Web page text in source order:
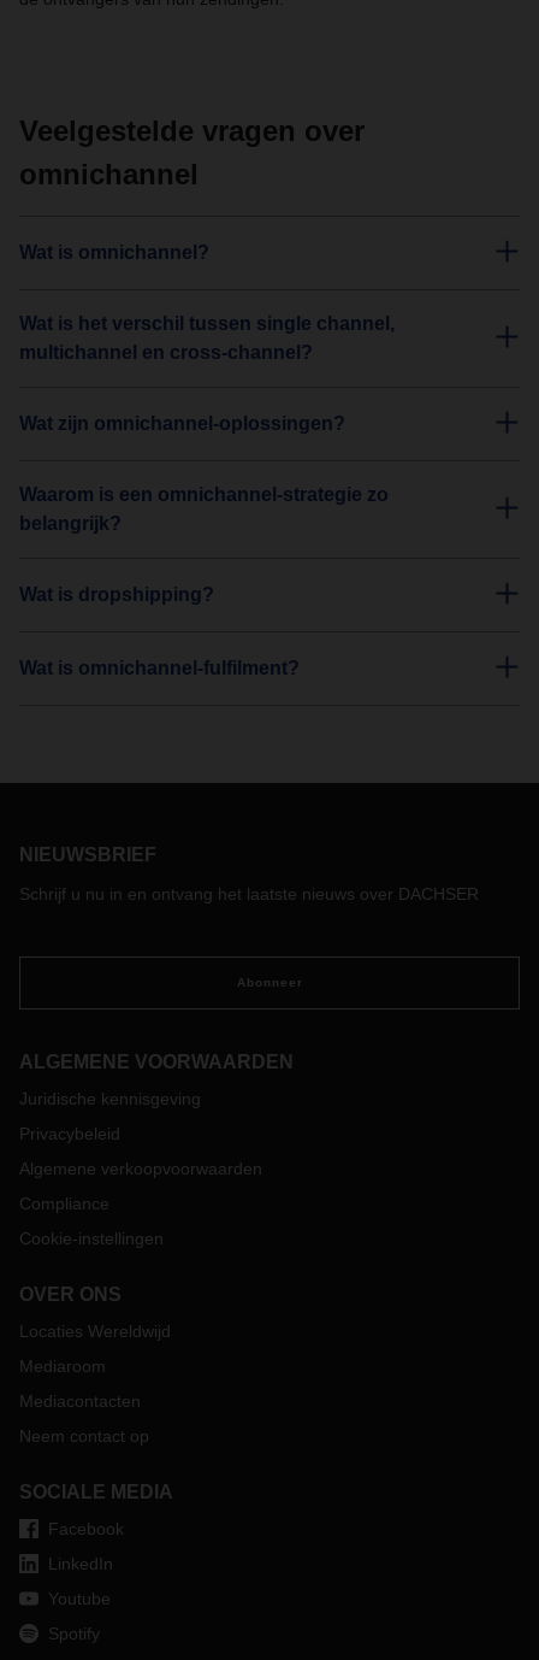
Veelgestelde vragen over
omnichannel
Wat is omnichannel?
Wat is het verschil tussen single channel,
multichannel en cross-channel?
Wat zijn omnichannel-oplossingen?
Waarom is een omnichannel-strategie zo
belangrijk?
Wat is dropshipping?
Wat is omnichannel-fulfilment?
NIEUWSBRIEF
Schrijf u nu in en ontvang het laatste nieuws over DACHSER
Abonneer
ALGEMENE VOORWAARDEN
Juridische kennisgeving
Privacybeleid
Algemene verkoopvoorwaarden
Compliance
Cookie-instellingen
OVER ONS
Locaties Wereldwijd
Mediaroom
Mediacontacten
Neem contact op
SOCIALE MEDIA
Facebook
LinkedIn
Youtube
Spotify